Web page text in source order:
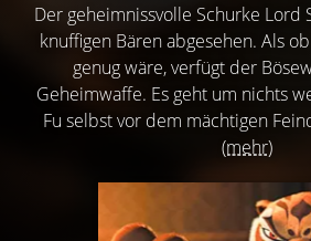
Der geheimnissvolle Schurke Lord
knuffigen Bären abgesehen. Als
genug wäre, verfügt der
Geheimwaffe. Es geht um nichts
Fu selbst vor dem mächtigen
(mehr)